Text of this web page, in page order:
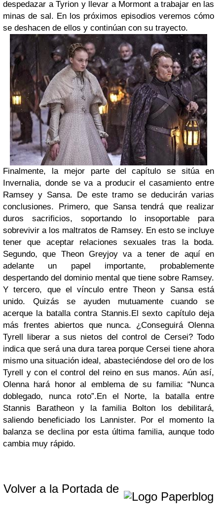
despedazar a Tyrion y llevar a Mormont a trabajar en las
minas de sal. En los próximos episodios veremos cómo
se deshacen de ellos y continúan con su trayecto.
Finalmente, la mejor parte del capítulo se sitúa en
Invernalia, donde se va a producir el casamiento entre
Ramsey y Sansa. De este tramo se deducirán varias
conclusiones. Primero, que Sansa tendrá que realizar
duros sacrificios, soportando lo insoportable para
sobrevivir a los maltratos de Ramsey. En esto se incluye
tener que aceptar relaciones sexuales tras la boda.
Segundo, que Theon Greyjoy va a tener de aquí en
adelante un papel importante, probablemente
despertando del dominio mental que tiene sobre Ramsey.
Y tercero, que el vínculo entre Theon y Sansa está
unido. Quizás se ayuden mutuamente cuando se
acerque la batalla contra Stannis.El sexto capítulo deja
más frentes abiertos que nunca. ¿Conseguirá Olenna
Tyrell liberar a sus nietos del control de Cersei? Todo
indica que será una dura tarea porque Cersei tiene ahora
mismo una situación ideal, abasteciéndose del oro de los
Tyrell y con el control del reino en sus manos. Aún así,
Olenna hará honor al emblema de su familia: “Nunca
doblegado, nunca roto”.En el Norte, la batalla entre
Stannis Baratheon y la familia Bolton los debilitará,
saliendo beneficiado los Lannister. Por el momento la
balanza se declina por esta última familia, aunque todo
cambia muy rápido.
Volver a la Portada de